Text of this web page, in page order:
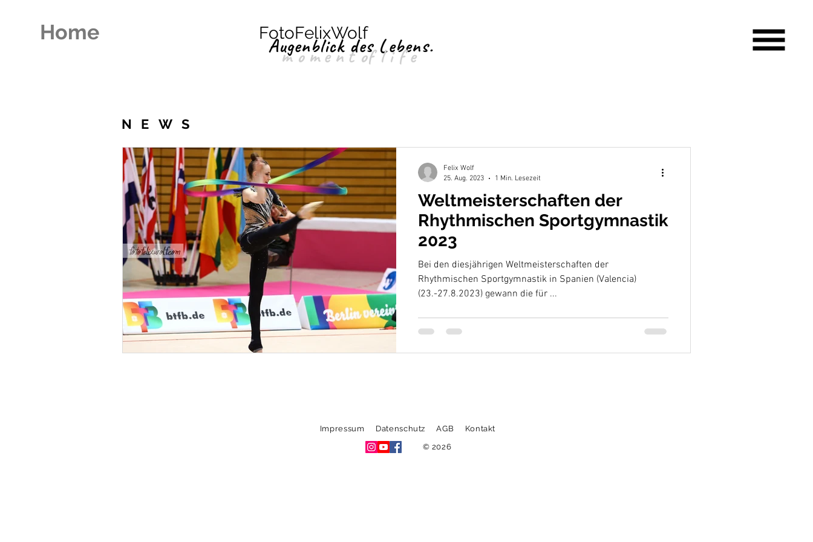
Home
Augenblick des Lebens.
FotoFelixWolf
moment
oflife
NEWS
Weltmeisterschaften der
Rhythmischen Sportgymnastik
2023
Bei den diesjährigen Weltmeisterschaften der
Rhythmischen Sportgymnastik in Spanien (Valencia)
(23.-27.8.2023) gewann die für ...
Felix Wolf
25. Aug. 2023
1 Min. Lesezeit
Impressum Datenschutz AGB
Kontakt
© 2026